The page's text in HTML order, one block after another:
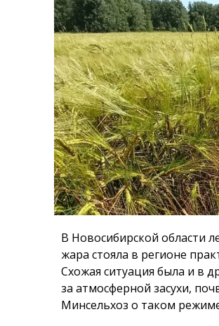
В Новосибирской области
жара стояла в регионе
Схожая ситуация была и в
за атмосферной засухи,
Минсельхоз о таком